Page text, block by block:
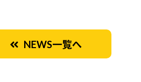
NEWS一覧へ